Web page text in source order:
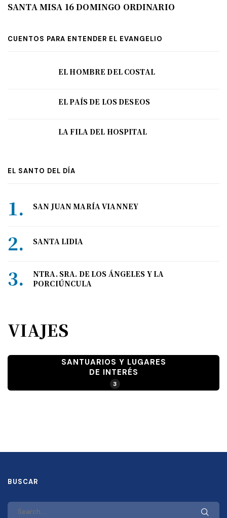
SANTA MISA 16 DOMINGO ORDINARIO
CUENTOS PARA ENTENDER EL EVANGELIO
EL HOMBRE DEL COSTAL
EL PAÍS DE LOS DESEOS
LA FILA DEL HOSPITAL
EL SANTO DEL DÍA
SAN JUAN MARÍA VIANNEY
SANTA LIDIA
NTRA. SRA. DE LOS ÁNGELES Y LA
PORCIÚNCULA
VIAJES
SANTUARIOS Y LUGARES
DE INTERÉS
3
BUSCAR